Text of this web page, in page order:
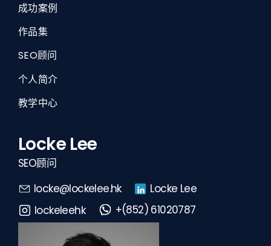
成功案例
作品集
SEO顾问
个人简介
教学中心
Locke Lee
SEO顾问
locke@lockelee.hk
Locke Lee
lockeleehk
+(852) 61020787